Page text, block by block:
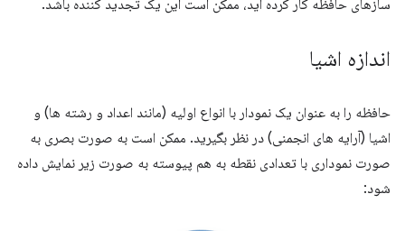
سازهای حافظه کار کرده اید، ممکن است این یک تجدید کننده باشد.
اندازه اشیا
حافظه را به عنوان یک نمودار با انواع اولیه (مانند اعداد و رشته ها) و
اشیا (آرایه های انجمنی) در نظر بگیرید. ممکن است به صورت بصری به
صورت نموداری با تعدادی نقطه به هم پیوسته به صورت زیر نمایش داده
شود: